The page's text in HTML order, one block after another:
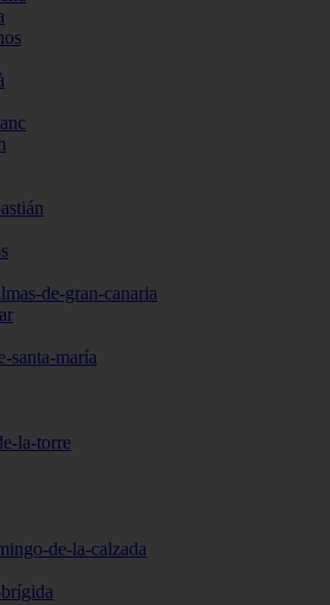
de-gran-canaria
santa-maría
la-torre
de-la-calzada